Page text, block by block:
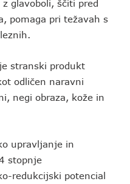
glavoboli, ščiti pred
pomaga pri težavah s
stranski produkt
odličen naravni
negi obraza, kože in
upravljanje in
stopnje
redukcijski potencial